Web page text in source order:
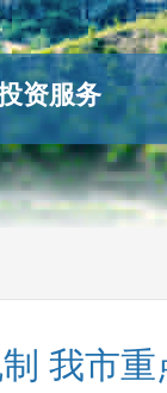
资服务
我市重